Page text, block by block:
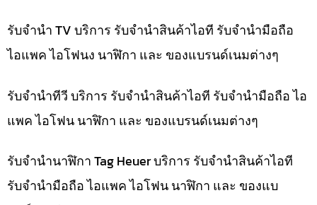
รับจำนำ TV บริการ รับจำนำสินค้าไอที รับจำนำมือถือ
ไอแพค ไอโฟนง นาฬิกา และ ของแบรนด์เนมต่างๆ
รับจำนำทีวี บริการ รับจำนำสินค้าไอที รับจำนำมือถือ ไอ
แพค ไอโฟน นาฬิกา และ ของแบรนด์เนมต่างๆ
รับจำนำนาฬิกา Tag Heuer บริการ รับจำนำสินค้าไอที
รับจำนำมือถือ ไอแพค ไอโฟน นาฬิกา และ ของแบ